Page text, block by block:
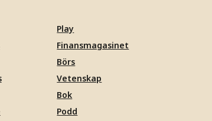
Play
Finansmagasinet
Börs
Vetenskap
Bok
Podd